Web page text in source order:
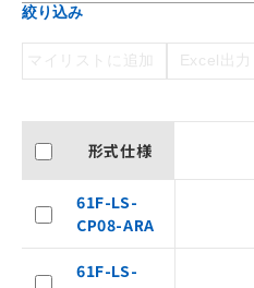
絞り込み
マイリストに追加 Excel出力
形式仕様
61F-LS-
CP08-ARA
61F-LS-
ご利用条件